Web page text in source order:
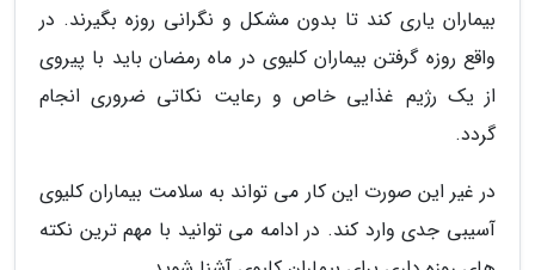
بیماران یاری کند تا بدون مشکل و نگرانی روزه بگیرند. در
واقع روزه گرفتن بیماران کلیوی در ماه رمضان باید با پیروی
از یک رژیم غذایی خاص و رعایت نکاتی ضروری انجام
گردد.
در غیر این صورت این کار می تواند به سلامت بیماران کلیوی
آسیبی جدی وارد کند. در ادامه می توانید با مهم ترین نکته